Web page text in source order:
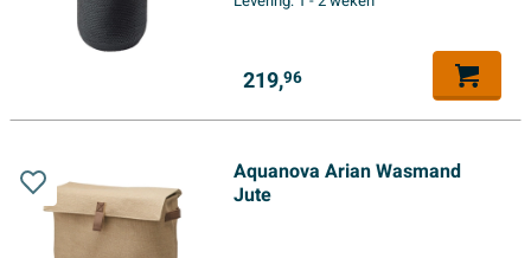
219,96
Aquanova Arian Wasmand
Jute